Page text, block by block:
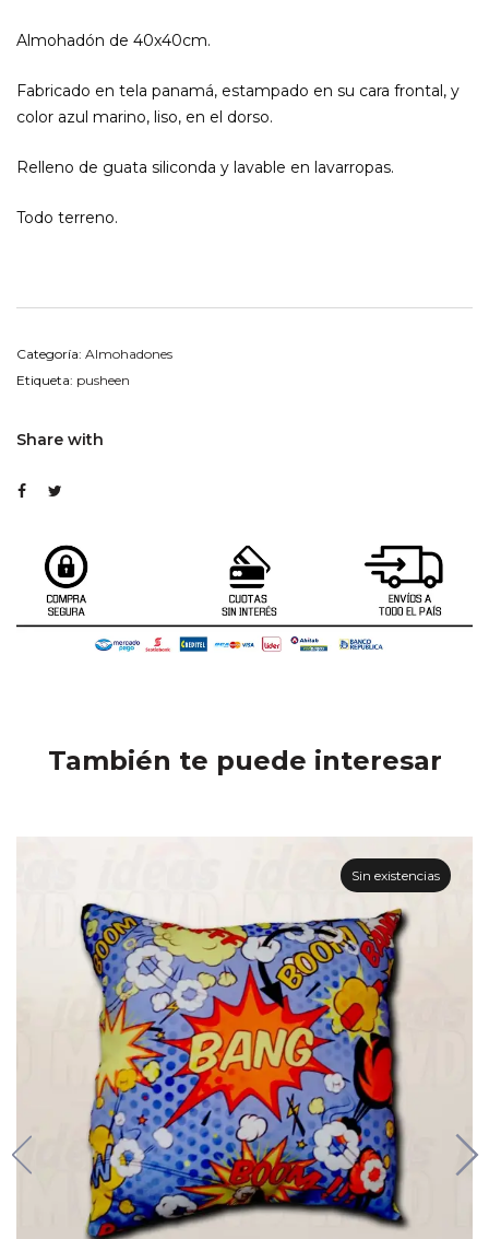
Almohadón de 40x40cm.
Fabricado en tela panamá, estampado en su cara frontal, y
color azul marino, liso, en el dorso.
Relleno de guata siliconda y lavable en lavarropas.
Todo terreno.
Categoría: Almohadones
Etiqueta: pusheen
Share with
También te puede interesar
Sin existencias